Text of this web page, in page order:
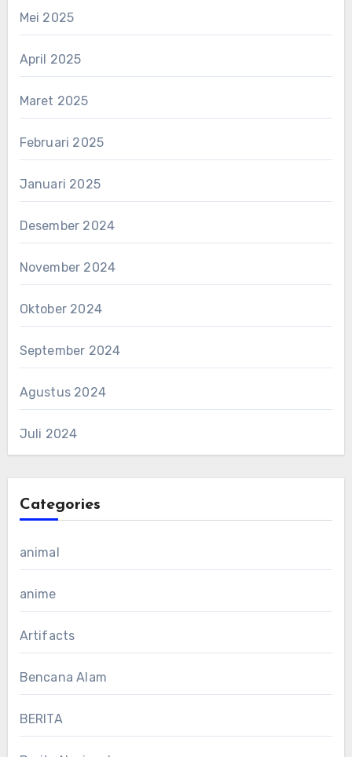
Mei 2025
April 2025
Maret 2025
Februari 2025
Januari 2025
Desember 2024
November 2024
Oktober 2024
September 2024
Agustus 2024
Juli 2024
Categories
animal
anime
Artifacts
Bencana Alam
BERITA